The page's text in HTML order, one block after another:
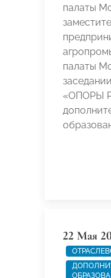
палаты
палаты
«ОПОРЫ
22 Мая